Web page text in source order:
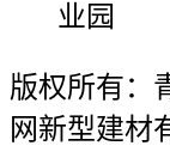
业园
版权所有：
网新型建材